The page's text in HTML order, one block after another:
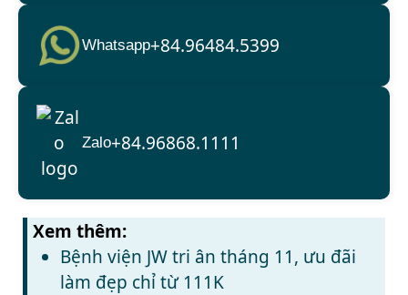
Whatsapp+84.96484.5399
Zalo+84.96868.1111
Xem thêm:
Bệnh viện JW tri ân tháng 11, ưu đãi
làm đẹp chỉ từ 111K